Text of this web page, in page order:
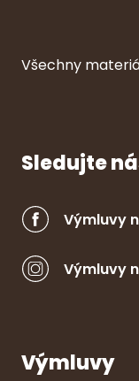
Všechny mater
Sledujte
Výmluvy
Výmluvy
Výmluvy